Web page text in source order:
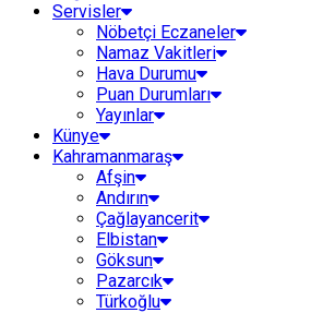
Servisler
Nöbetçi Eczaneler
Namaz Vakitleri
Hava Durumu
Puan Durumları
Yayınlar
Künye
Kahramanmaraş
Afşin
Andırın
Çağlayancerit
Elbistan
Göksun
Pazarcık
Türkoğlu